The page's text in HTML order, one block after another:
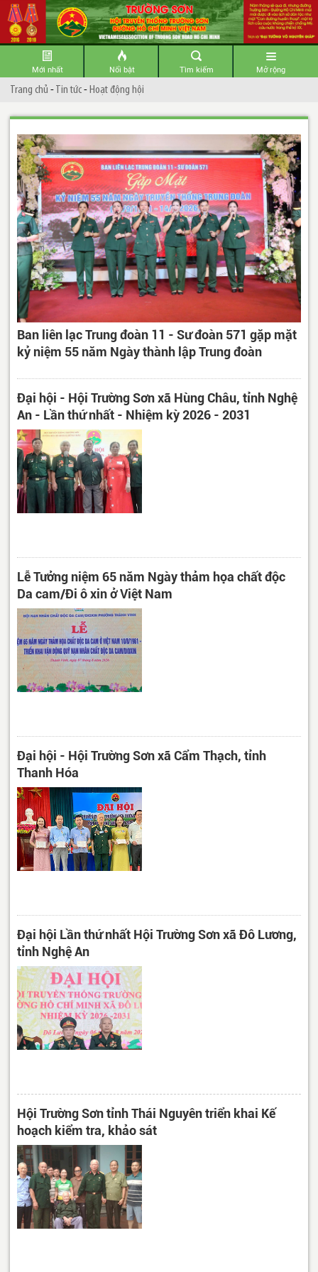
Mới nhất Nổi bật Tìm kiếm Mở rộng
Trang chủ -Tin tức- Hoạt động hội
Ban liên lạc Trung đoàn 11 - Sư đoàn 571 gặp mặt
kỷ niệm 55 năm Ngày thành lập Trung đoàn
Đại hội - Hội Trường Sơn xã Hùng Châu, tỉnh Nghệ
An - Lần thứ nhất - Nhiệm kỳ 2026 - 2031
Lễ Tưởng niệm 65 năm Ngày thảm họa chất độc
Da cam/Đi ô xin ở Việt Nam
Đại hội - Hội Trường Sơn xã Cẩm Thạch, tỉnh
Thanh Hóa
Đại hội Lần thứ nhất Hội Trường Sơn xã Đô Lương,
tỉnh Nghệ An
Hội Trường Sơn tỉnh Thái Nguyên triển khai Kế
hoạch kiểm tra, khảo sát